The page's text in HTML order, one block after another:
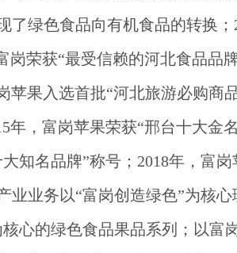
了绿色食品向有机食品的转换；
岗荣获“最受信赖的河北食品品
苹果入选首批“河北旅游必购商
年，富岗苹果荣获“邢台十大金
知名品牌”称号；2018年，富岗
业业务以“富岗创造绿色”为核
心的绿色食品果品系列；以富